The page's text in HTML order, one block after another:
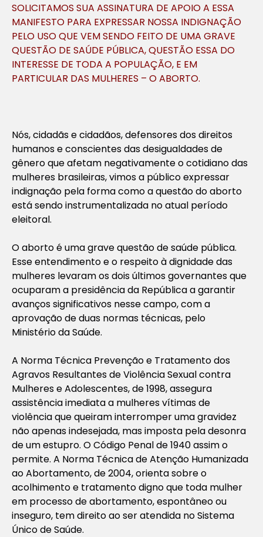
SOLICITAMOS SUA ASSINATURA DE APOIO A ESSA
MANIFESTO PARA EXPRESSAR NOSSA INDIGNAÇÃO
PELO USO QUE VEM SENDO FEITO DE UMA GRAVE
QUESTÃO DE SAÚDE PÚBLICA, QUESTÃO ESSA DO
INTERESSE DE TODA A POPULAÇÃO, E EM
PARTICULAR DAS MULHERES – O ABORTO.
Nós, cidadãs e cidadãos, defensores dos direitos
humanos e conscientes das desigualdades de
gênero que afetam negativamente o cotidiano das
mulheres brasileiras, vimos a público expressar
indignação pela forma como a questão do aborto
está sendo instrumentalizada no atual período
eleitoral.
O aborto é uma grave questão de saúde pública.
Esse entendimento e o respeito à dignidade das
mulheres levaram os dois últimos governantes que
ocuparam a presidência da República a garantir
avanços significativos nesse campo, com a
aprovação de duas normas técnicas, pelo
Ministério da Saúde.
A Norma Técnica Prevenção e Tratamento dos
Agravos Resultantes de Violência Sexual contra
Mulheres e Adolescentes, de 1998, assegura
assistência imediata a mulheres vítimas de
violência que queiram interromper uma gravidez
não apenas indesejada, mas imposta pela desonra
de um estupro. O Código Penal de 1940 assim o
permite. A Norma Técnica de Atenção Humanizada
ao Abortamento, de 2004, orienta sobre o
acolhimento e tratamento digno que toda mulher
em processo de abortamento, espontâneo ou
inseguro, tem direito ao ser atendida no Sistema
Único de Saúde.